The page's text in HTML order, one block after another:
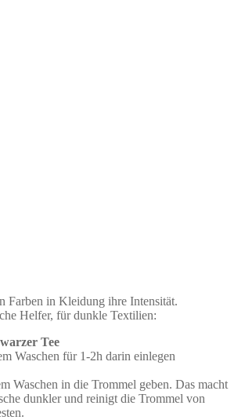
Farben in Kleidung ihre Intensität.
Helfer, für dunkle Textilien:
Tee
Waschen für 1-2h darin einlegen
Waschen in die Trommel geben. Das macht
dunkler und reinigt die Trommel von